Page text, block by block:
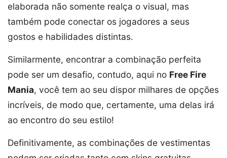
elaborada não somente realça o visual, mas
também pode conectar os jogadores a seus
gostos e habilidades distintas.
Similarmente, encontrar a combinação perfeita
pode ser um desafio, contudo, aqui no Free Fire
Mania, você tem ao seu dispor milhares de opções
incríveis, de modo que, certamente, uma delas irá
ao encontro do seu estilo!
Definitivamente, as combinações de vestimentas